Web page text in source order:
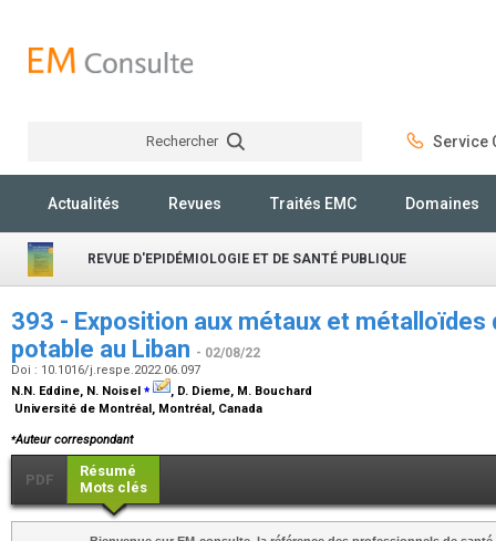
Rechercher Service
Actualités Revues Traités EMC Domaines
REVUE D'EPIDÉMIOLOGIE ET DE SANTÉ PUBLIQUE
393 - Exposition aux métaux et métalloïdes
potable au Liban - 02/08/22
Doi : 10.1016/j.respe.2022.06.097
N.N. Eddine, N. Noisel ⁎
, D. Dieme, M. Bouchard
Université de Montréal, Montréal, Canada
⁎Auteur correspondant
PDF
Résumé
Mots clés